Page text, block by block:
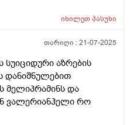
მაქვს და კი 27 მაქვს და
ონლაინ და
ხდება ჩემს
ასევე, ვატყობ
თავი მიმოძრავებს,
მქონე ადამიანს.
ან მოტორულია ან
მაქვს რომ ამ
არა მაინცდამაინც
იხილეთპასუხი
თარიღი :21-07-2025
აზრების
დანიშნულებით
მელიპრამინს და
ვალერიანჰელი რო